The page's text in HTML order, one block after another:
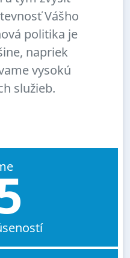
Vášho
politika je
napriek
vysokú
služieb.